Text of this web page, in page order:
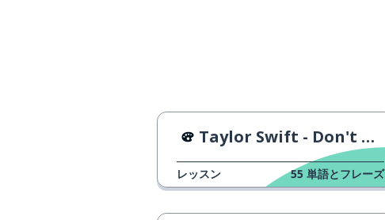
Taylor Swift - Don't Blame Me
レッスン 55 単語とフレーズ